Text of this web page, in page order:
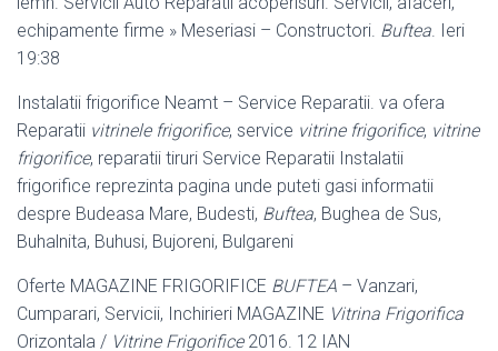
echipamente firme » Meseriasi – Constructori. Buftea. Ieri
19:38
Instalatii frigorifice Neamt – Service Reparatii. va ofera
Reparatii vitrinele frigorifice, service vitrine frigorifice, vitrine
frigorifice, reparatii tiruri Service Reparatii Instalatii
frigorifice reprezinta pagina unde puteti gasi informatii
despre Budeasa Mare, Budesti, Buftea, Bughea de Sus,
Buhalnita, Buhusi, Bujoreni, Bulgareni
Oferte MAGAZINE FRIGORIFICE BUFTEA – Vanzari,
Cumparari, Servicii, Inchirieri MAGAZINE Vitrina Frigorifica
Orizontala / Vitrine Frigorifice2016. 12 IAN